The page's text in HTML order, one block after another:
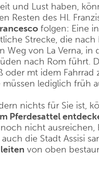
und Lust haben,
Resten des Hl.
folgen: Eine
Strecke, die
Weg von La Verna, in
nach Rom führt.
oder mt idem Fahrrad
müssen lediglich früh
nichts für Sie ist,
Pferdesattel
nicht ausreichen,
auch die Stadt Assisi
von oben